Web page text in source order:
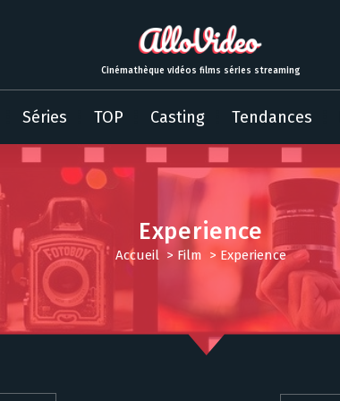
Cinémathèque vidéos films séries streaming
Séries TOP Casting Tendances
Experience
Accueil > Film > Experience